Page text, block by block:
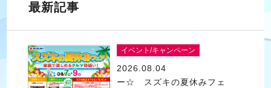
最新記事
イベント/キャンペーン
2026.08.04
ー☆ スズキの夏休みフェ